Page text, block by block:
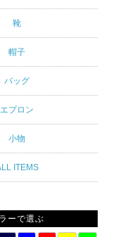
靴
帽子
バッグ
エプロン
小物
ITEMS
ーで選ぶ